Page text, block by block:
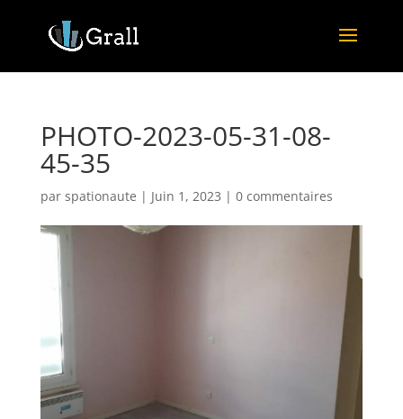
PHOTO-2023-05-31-08-
45-35
par spationaute | Juin 1, 2023 | 0 commentaires